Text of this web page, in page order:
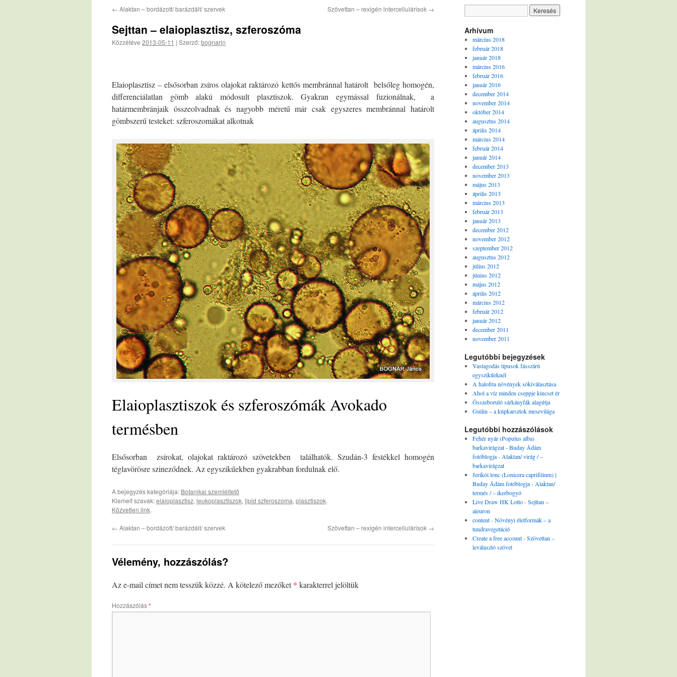
← Alaktan – bordázott/ barázdált/ szervek Szövettan – rexigén intercellulárisok →
Sejttan – elaioplasztisz, szferoszóma
Közzétéve 2013-05-11 | Szerző:bognarjn
Elaioplasztisz – elsősorban zsíros olajokat raktározó kettős membránnal határolt belsőleg homogén,
differenciálatlan gömb alakú módosult plasztiszok. Gyakran egymással fuzionálnak,
a
határmembránjaik összeolvadnak és nagyobb méretű már csak egyszeres membránnal határolt
gömbszerű testeket: szferoszomákat alkotnak
Elaioplasztiszok és szferoszómák Avokado
termésben
Elsősorban zsírokat, olajokat raktározó szövetekben
találhatók. Szudán-3 festékkel homogén
téglavörösre szineződnek. Az egyszikűekben gyakrabban fordulnak elő.
A bejegyzés kategóriája: Botanikai szemléltető
Kiemelt szavak:elaioplasztisz, leukoplasztiszok, lipid szferoszoma, plasztiszok.
Közvetlen link.
← Alaktan – bordázott/ barázdált/ szervek Szövettan – rexigén intercellulárisok →
Vélemény, hozzászólás?
Az e-mail címet nem tesszük közzé. A kötelező mezőket* karakterrel jelöltük
Hozzászólás*
Arhívum
március 2018
február 2018
január 2018
március 2016
február 2016
január 2016
december 2014
november 2014
október 2014
augusztus 2014
április 2014
március 2014
február 2014
január 2014
december 2013
november 2013
május 2013
április 2013
március 2013
február 2013
január 2013
december 2012
november 2012
szeptember 2012
augusztus 2012
július 2012
június 2012
május 2012
április 2012
március 2012
február 2012
január 2012
december 2011
november 2011
Legutóbbi bejegyzések
Vastagodás típusok fásszárú
egyszikűeknél
A halofita növények sókiválasztása
Ahol a víz minden cseppje kincset ér
Összeboruló sárkányfák alagútja
Guilin – a kúpkarsztok mesevilága
Legutóbbi hozzászólások
Fehér nyár (Populus alba)
barkavirágzat - Buday Ádám
fotóblogja- Alaktan/ virág / –
barkavirágzat
Jerikói lonc (Lonicera caprifilium) |
Buday Ádám fotóblogja- Alaktan/
termés / – ikerbogyó
Live Draw HK Lotto-Sejttan –
aleuron
content-Növényi életformák – a
tundravegetáció
Create a free account-Szövettan –
leválasztó szövet